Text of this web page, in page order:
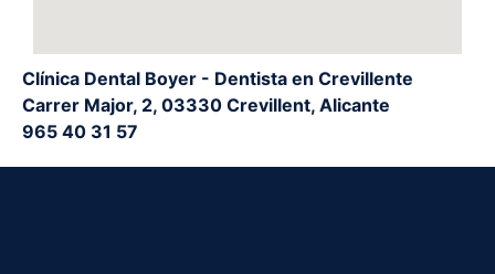
Clínica Dental Boyer - Dentista en Crevillente
Carrer Major, 2, 03330 Crevillent, Alicante
965 40 31 57